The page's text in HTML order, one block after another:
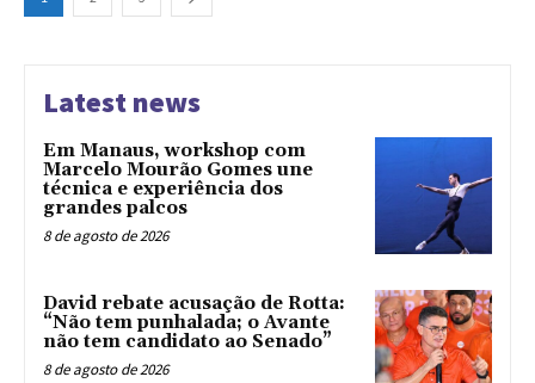
Latest news
Em Manaus, workshop com
Marcelo Mourão Gomes une
técnica e experiência dos
grandes palcos
8 de agosto de 2026
David rebate acusação de Rotta:
“Não tem punhalada; o Avante
não tem candidato ao Senado”
8 de agosto de 2026